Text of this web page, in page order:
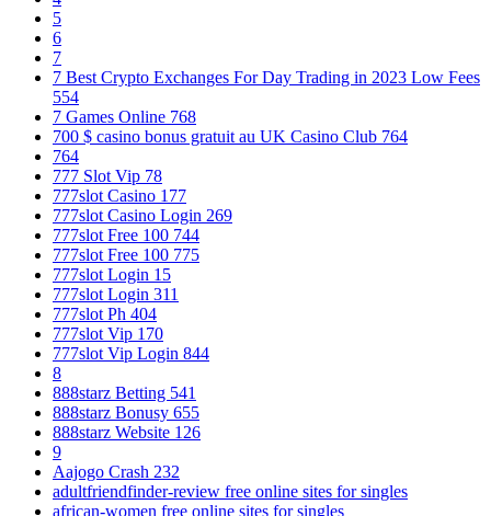
5
6
7
7 Best Crypto Exchanges For Day Trading in 2023 Low Fees
554
7 Games Online 768
700 $ casino bonus gratuit au UK Casino Club 764
764
777 Slot Vip 78
777slot Casino 177
777slot Casino Login 269
777slot Free 100 744
777slot Free 100 775
777slot Login 15
777slot Login 311
777slot Ph 404
777slot Vip 170
777slot Vip Login 844
8
888starz Betting 541
888starz Bonusy 655
888starz Website 126
9
Aajogo Crash 232
adultfriendfinder-review free online sites for singles
african-women free online sites for singles